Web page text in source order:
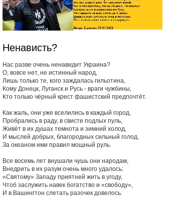
Ненависть?
Нас разве очень ненавидит Украина?
О, вовсе нет, не истинный народ,
Лишь только те, кого заждалась гильотина,
Кому Донецк, Луганск и Русь - враги чужбины,
Кто только чёрный крест фашистский предпочтёт.
Как жаль, они уже вселились в каждый город,
Пробрались в раду, в свисте подлых пуль,
Живёт в их душах темнота и зимний холод,
И мыслей добрых, благородных сильный голод,
За океаном ими правил мощный руль.
Все восемь лет внушали чушь они народам,
Внедрить в их разум очень много удалось:
«Святому» Западу приятней жить в угоду,
Чтоб заслужить навек богатство и «свободу»,
И в Вашингтон слетать разочек довелось.